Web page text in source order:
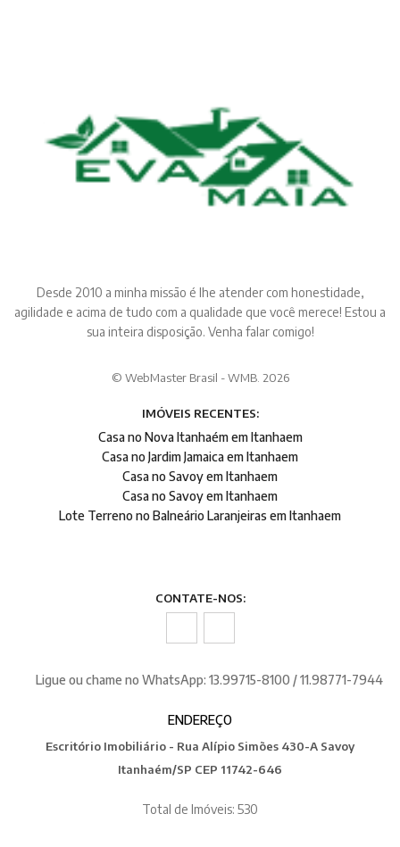
Desde 2010 a minha missão é lhe atender com honestidade,
agilidade e acima de tudo com a qualidade que você merece! Estou a
sua inteira disposição. Venha falar comigo!
© WebMaster Brasil - WMB. 2026
IMÓVEIS RECENTES:
Casa no Nova Itanhaém em Itanhaem
Casa no Jardim Jamaica em Itanhaem
Casa no Savoy em Itanhaem
Casa no Savoy em Itanhaem
Lote Terreno no Balneário Laranjeiras em Itanhaem
CONTATE-NOS:
Ligue ou chame no WhatsApp: 13.99715-8100 / 11.98771-7944
ENDEREÇO
Escritório Imobiliário - Rua Alípio Simões 430-A Savoy
Itanhaém/SP CEP 11742-646
Total de Imóveis: 530